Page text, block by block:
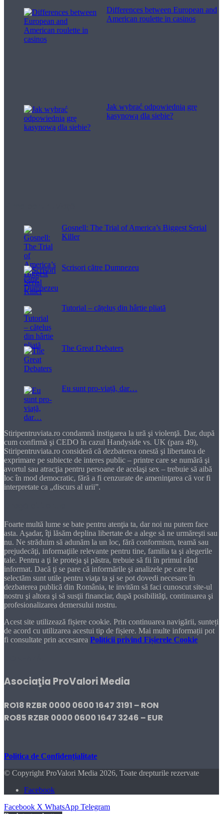
Differences between European and
American roulette in casinos
Jak wybrać odpowiednią grę
kasynową dla siebie?
Gosnell: The Trial of America’s Biggest Serial
Killer
Scrisori către Dumnezeu
Tutorial – cățeluș din hârtie pliată
The Great Debaters
Eu sunt pro-viață, dar…
Stiripentruviata.ro condamnă instigarea la ură şi violenţă. Dar, după
cum confirmă şi CEDO în cazul Handyside vs. UK (para 49),
Stiripentruviata.ro consideră că dezbaterea onestă şi libertatea de
exprimare pe subiecte de interes public – printre care se numără şi
avortul sau atracţia pentru persoane de acelaşi sex – trebuie să aibă
loc în mod democratic, fără a fi cenzurate de ameninţarea că vor fi
interpretate ca „discurs al urii”.
Foarte multă lume se bate pentru atenţia ta, dar noi nu putem face
asta. Aşadar, îţi lăsăm deplina libertate de a alege să ne urmăreşti sau
nu. Ne străduim să adunăm la un loc, fără conformism, teamă sau
prejudecăţi, informaţiile relevante pentru tine, familia ta şi alegerile
tale. Pentru a ţi le proteja şi păstra, trebuie să fii în primul rând
informat. Dacă ţi se pare că informările şi analizele pe care le
selectăm sunt utile pentru viaţa ta şi se pot dovedi necesare în
dezbaterea publică din România, te invităm să faci cunoscut site-ul
nostru şi altora şi să susţii financiar, după posibilităţi, continuarea şi
profesionalizarea demersului nostru.
Acest site utilizează fișiere cookie. Prin continuarea navigării, sunteți
de acord cu utilizarea acestui tip de fișiere. Mai multe informații pot
fi consultate prin accesarea Politicii privind Fișierele Cookie
Asociaţia ProValori Media
RO18 RZBR 0000 0600 1647 3191 – RON
RO85 RZBR 0000 0600 1647 3246 – EUR
Politica de Confidențialitate
© Copyright ProValori Media 2026, Toate drepturile rezervate
Facebook
Facebook X WhatsApp Telegram